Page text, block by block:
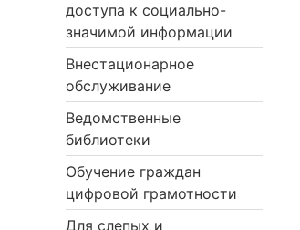
доступа к социально-
значимой информации
Внестационарное
обслуживание
Ведомственные
библиотеки
Обучение граждан
цифровой грамотности
Для слепых и